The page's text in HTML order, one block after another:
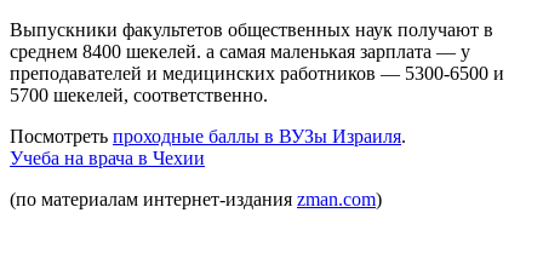
Выпускники факультетов общественных наук получают в
среднем 8400 шекелей. а самая маленькая зарплата — у
преподавателей и медицинских работников — 5300-6500 и
5700 шекелей, соответственно.
Посмотреть проходные баллы в ВУЗы Израиля.
Учеба на врача в Чехии
(по материалам интернет-издания zman.com)